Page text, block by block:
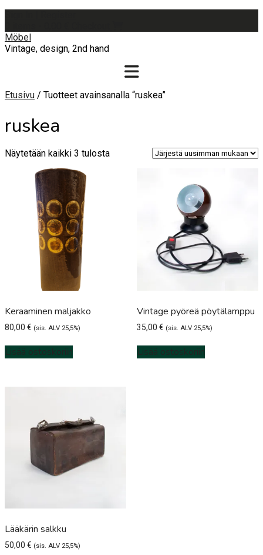
content
Möbel
Vintage, design, 2nd hand
Etusivu / Tuotteet avainsanalla “ruskea”
ruskea
Näytetään kaikki 3 tulostaSorted
Keraaminen maljakko
80,00 € (sis. ALV 25,5%)
Lisää ostoskoriin
Vintage pyöreä pöytälamppu
35,00 € (sis. ALV 25,5%)
Lisää ostoskoriin
Lääkärin salkku
50,00 € (sis. ALV 25,5%)